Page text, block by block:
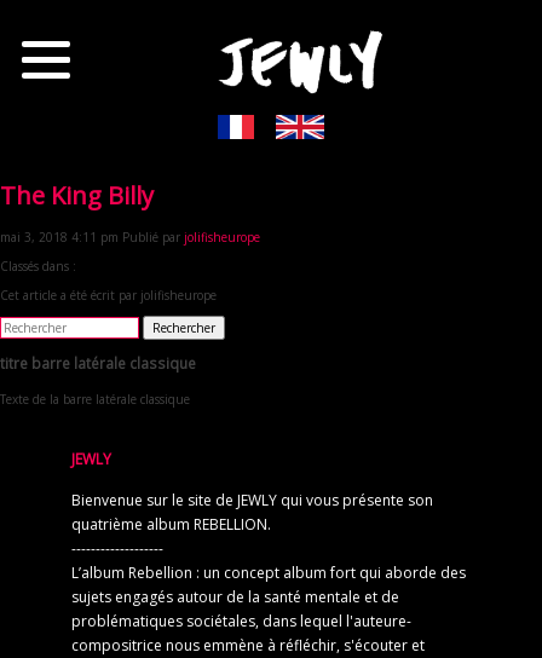
The King Billy
mai 3, 2018 4:11 pm Publié par jolifisheurope
Classés dans :
Cet article a été écrit par jolifisheurope
Rechercher
titre barre latérale classique
Texte de la barre latérale classique
JEWLY
Bienvenue sur le site de JEWLY qui vous présente son
quatrième album REBELLION.
-------------------
L’album Rebellion : un concept album fort qui aborde des
sujets engagés autour de la santé mentale et de
problématiques sociétales, dans lequel l'auteure-
compositrice nous emmène à réfléchir, s'écouter et